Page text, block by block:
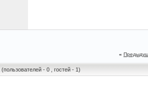
«
(пользователей - 0 , гостей - 1)